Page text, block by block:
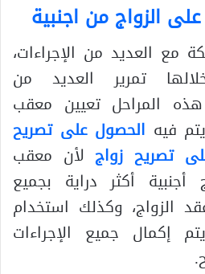
الزواج من اجنبية
مع العديد من الإجراءات،
تمرير العديد من
المراحل تعيين معقب
فيه الحصول على تصريح
تصريح زواج لأن معقب
أكثر دراية بجميع
الزواج، وكذلك استخدام
إكمال جميع الإجراءات